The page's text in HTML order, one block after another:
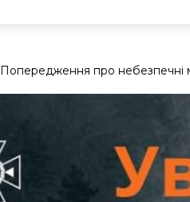
Попередження про небезпечні